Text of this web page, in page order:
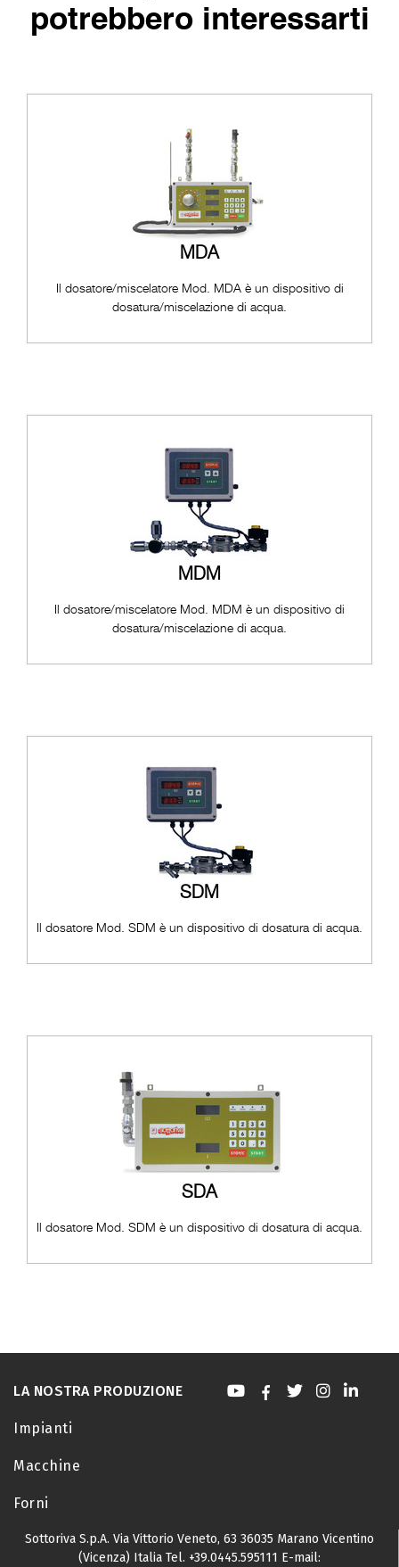
potrebbero interessarti
MDA
Il dosatore/miscelatore Mod. MDA è un dispositivo di
dosatura/miscelazione di acqua.
MDM
Il dosatore/miscelatore Mod. MDM è un dispositivo di
dosatura/miscelazione di acqua.
SDM
Il dosatore Mod. SDM è un dispositivo di dosatura di acqua.
SDA
Il dosatore Mod. SDM è un dispositivo di dosatura di acqua.
LA NOSTRA PRODUZIONE
Impianti
Macchine
Forni
Sottoriva S.p.A. Via Vittorio Veneto, 63 36035 Marano Vicentino
(Vicenza) ItaliaTel. +39.0445.595111 E-mail: